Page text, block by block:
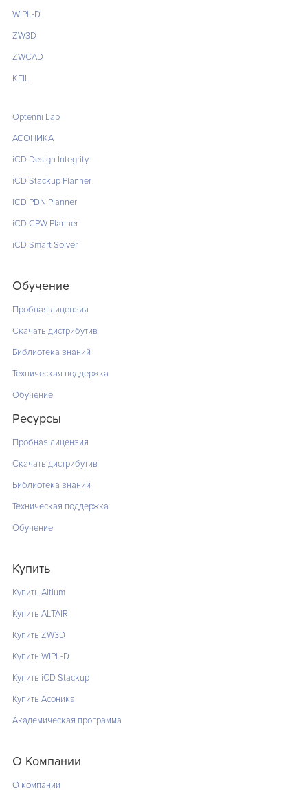
WIPL-D
ZW3D
ZWCAD
KEIL
Optenni Lab
АСОНИКА
iCD Design Integrity
iCD Stackup Planner
iCD PDN Planner
iCD CPW Planner
iCD Smart Solver
Обучение
Пробная лицензия
Скачать дистрибутив
Библиотека знаний
Техническая поддержка
Обучение
Ресурсы
Пробная лицензия
Скачать дистрибутив
Библиотека знаний
Техническая поддержка
Обучение
Купить
Купить Altium
Купить ALTAIR
Купить ZW3D
Купить WIPL-D
Купить iCD Stackup
Купить Асоника
Академическая программа
О Компании
О компании